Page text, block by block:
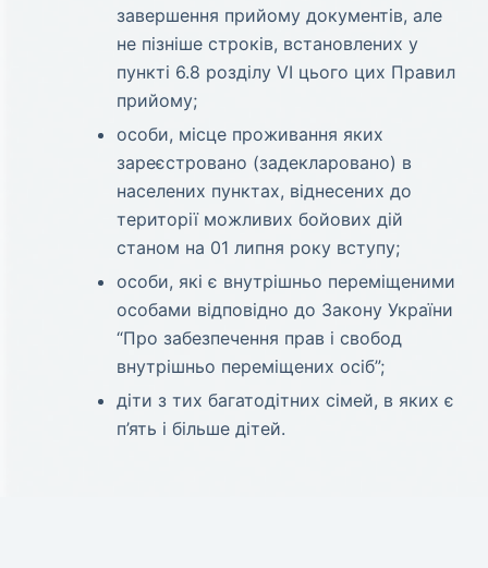
завершення прийому документів, але
не пізніше строків, встановлених у
пункті 6.8 розділу VI цього цих Правил
прийому;
особи, місце проживання яких
зареєстровано (задекларовано) в
населених пунктах, віднесених до
території можливих бойових дій
станом на 01 липня року вступу;
особи, які є внутрішньо переміщеними
особами відповідно до Закону України
“Про забезпечення прав і свобод
внутрішньо переміщених осіб”;
діти з тих багатодітних сімей, в яких є
п’ять і більше дітей.